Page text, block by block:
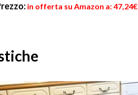
in offerta su Amazon a: 47,24€